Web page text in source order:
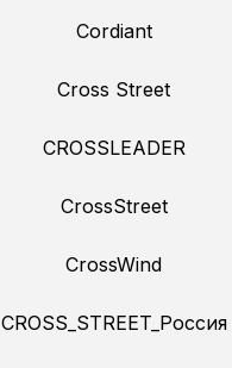
Cordiant
Cross Street
CROSSLEADER
CrossStreet
CrossWind
CROSS_STREET_Россия